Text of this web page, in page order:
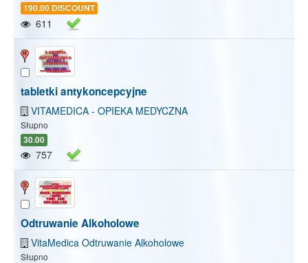
190.00 DISCOUNT
611
tabletki antykoncepcyjne
VITAMEDICA - OPIEKA MEDYCZNA
Słupno
30.00
757
Odtruwanie Alkoholowe
VitaMedica Odtruwanie Alkoholowe
Słupno